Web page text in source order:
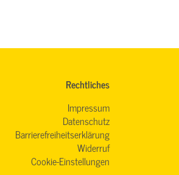
Rechtliches
Impressum
Datenschutz
Barrierefreiheitserklärung
Widerruf
Cookie-Einstellungen